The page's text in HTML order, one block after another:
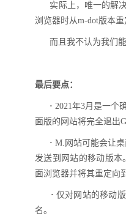
实际上，唯一的解决
浏览器时从m-dot版本重
而且我不认为我们能
最后要点：
· 2021年3月是一个
面版的网站将完全退出
· M. 网站可能会让
发送到网站的移动版
面浏览器并将其重定向
· 仅对网站的移动
名。